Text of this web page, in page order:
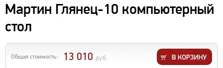
Мартин Глянец-10 компьютерный
стол
Общая стоимость: 13 010 руб.